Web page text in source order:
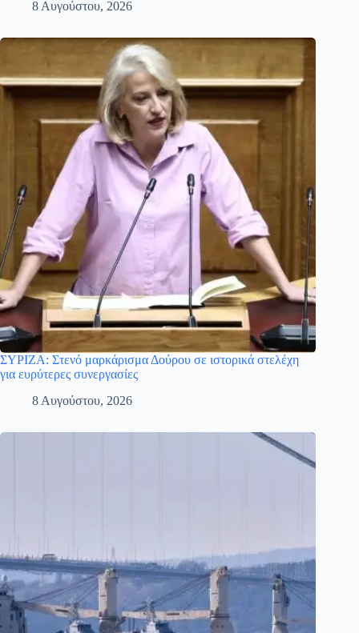
8 Αυγούστου, 2026
ΣΥΡΙΖΑ: Στενό μαρκάρισμα Δούρου σε ιστορικά στελέχη
για ευρύτερες συνεργασίες
8 Αυγούστου, 2026